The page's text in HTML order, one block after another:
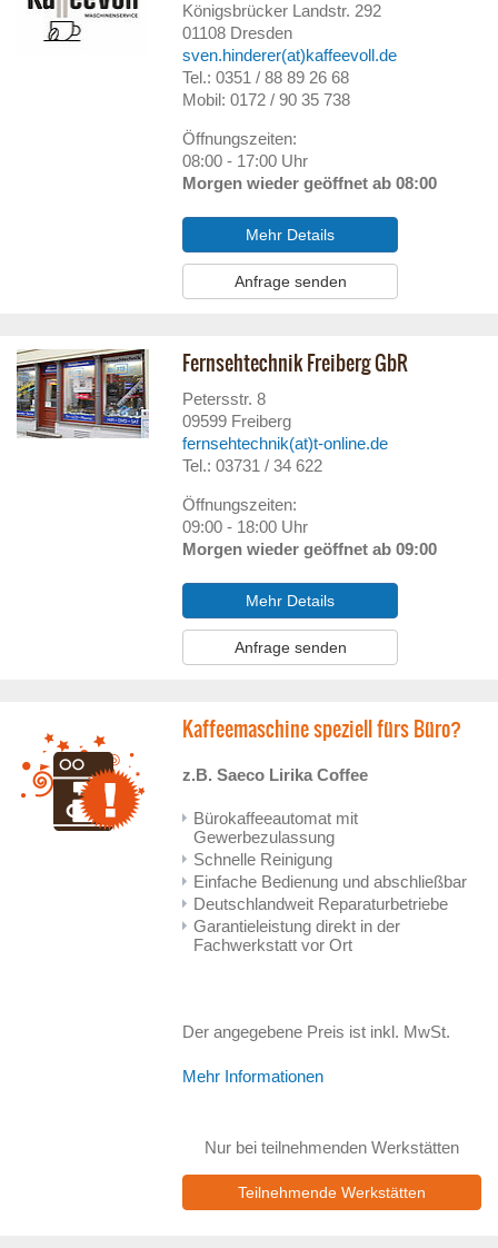
Königsbrücker Landstr. 292
01108 Dresden
sven.hinderer(at)kaffeevoll.de
Tel.: 0351 / 88 89 26 68
Mobil: 0172 / 90 35 738
Öffnungszeiten:
08:00 - 17:00 Uhr
Morgen wieder geöffnet ab 08:00
Mehr Details
Anfrage senden
Fernsehtechnik Freiberg GbR
Petersstr. 8
09599 Freiberg
fernsehtechnik(at)t-online.de
Tel.: 03731 / 34 622
Öffnungszeiten:
09:00 - 18:00 Uhr
Morgen wieder geöffnet ab 09:00
Mehr Details
Anfrage senden
Kaffeemaschine speziell fürs Büro?
z.B. Saeco Lirika Coffee
Bürokaffeeautomat mit
Gewerbezulassung
Schnelle Reinigung
Einfache Bedienung und abschließbar
Deutschlandweit Reparaturbetriebe
Garantieleistung direkt in der
Fachwerkstatt vor Ort
Der angegebene Preis ist inkl. MwSt.
Mehr Informationen
Nur bei teilnehmenden Werkstätten
Teilnehmende Werkstätten